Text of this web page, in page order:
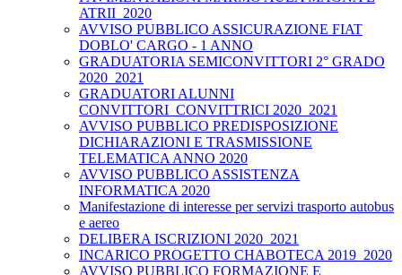
ATRII_2020
AVVISO PUBBLICO ASSICURAZIONE FIAT
DOBLO' CARGO - 1 ANNO
GRADUATORIA SEMICONVITTORI 2° GRADO
2020_2021
GRADUATORI ALUNNI
CONVITTORI_CONVITTRICI 2020_2021
AVVISO PUBBLICO PREDISPOSIZIONE
DICHIARAZIONI E TRASMISSIONE
TELEMATICA ANNO 2020
AVVISO PUBBLICO ASSISTENZA
INFORMATICA 2020
Manifestazione di interesse per servizi trasporto autobus
e aereo
DELIBERA ISCRIZIONI 2020_2021
INCARICO PROGETTO CHABOTECA 2019_2020
AVVISO PUBBLICO FORMAZIONE E